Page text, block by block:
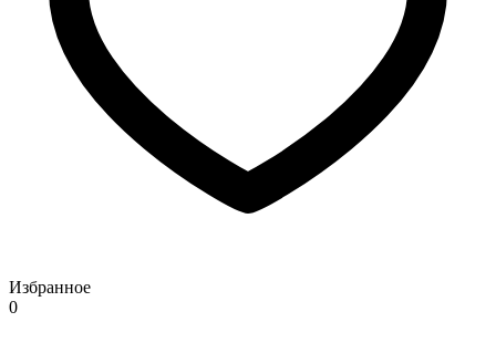
Избранное
0